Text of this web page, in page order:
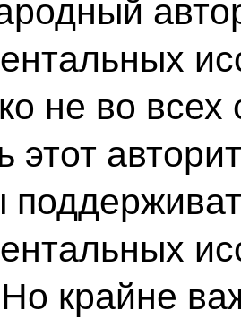
не во
этот
крайне